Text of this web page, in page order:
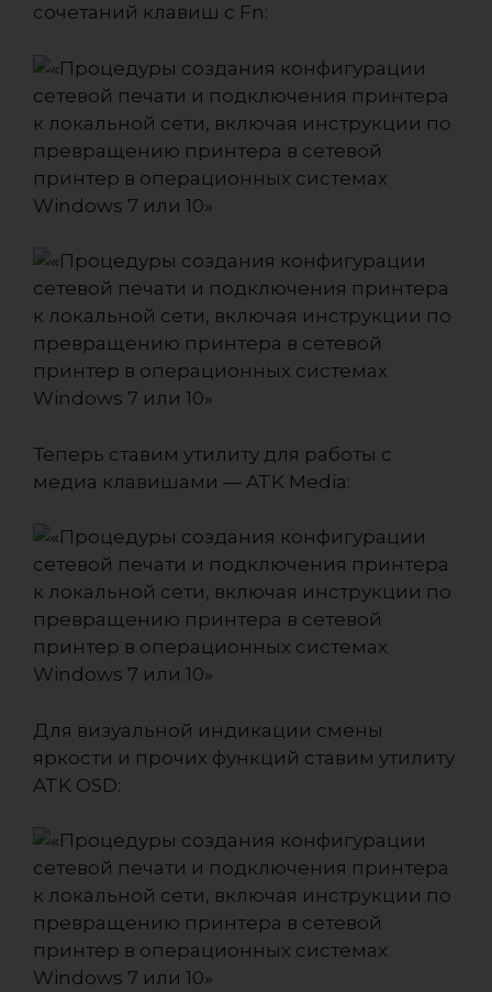
сочетаний клавиш с Fn:
Теперь ставим утилиту для работы с
медиа клавишами — ATK Media:
Для визуальной индикации смены
яркости и прочих функций ставим утилиту
ATK OSD: